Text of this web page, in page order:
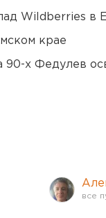
Wildberries в
крае
90-х Федулев